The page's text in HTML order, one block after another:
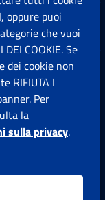
21
oppure puoi
che vuoi
COOKIE. Se
dei cookie non
RIFIUTA I
Per
la
sulla privacy.